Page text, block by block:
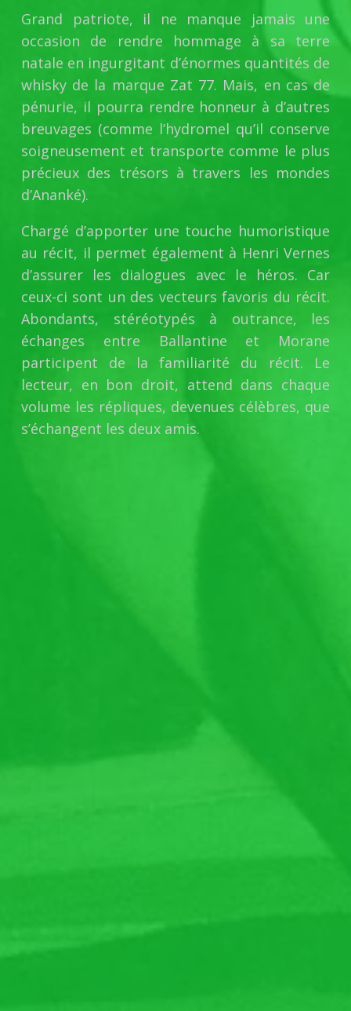
Grand patriote, il ne manque jamais une
occasion de rendre hommage à sa terre
natale en ingurgitant d’énormes quantités de
whisky de la marque Zat 77. Mais, en cas de
pénurie, il pourra rendre honneur à d’autres
breuvages (comme l’hydromel qu’il conserve
soigneusement et transporte comme le plus
précieux des trésors à travers les mondes
d’Ananké).
Chargé d’apporter une touche humoristique
au récit, il permet également à Henri Vernes
d’assurer les dialogues avec le héros. Car
ceux-ci sont un des vecteurs favoris du récit.
Abondants, stéréotypés à outrance, les
échanges entre Ballantine et Morane
participent de la familiarité du récit. Le
lecteur, en bon droit, attend dans chaque
volume les répliques, devenues célèbres, que
s’échangent les deux amis.